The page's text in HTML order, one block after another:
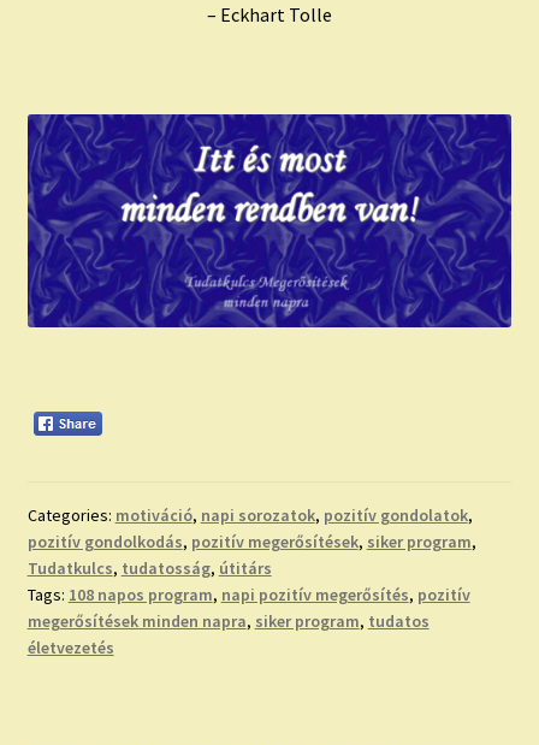
– Eckhart Tolle
Categories: motiváció, napi sorozatok, pozitív gondolatok,
pozitív gondolkodás, pozitív megerősítések, siker program,
Tudatkulcs, tudatosság, útitárs
Tags: 108 napos program, napi pozitív megerősítés, pozitív
megerősítések minden napra, siker program, tudatos
életvezetés